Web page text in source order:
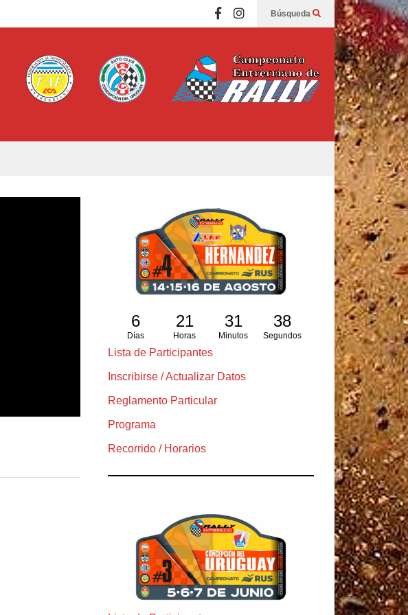
Búsqueda
6
Días
21
Horas
31
Minutos
37
Segundos
Lista de Participantes
Inscribirse / Actualizar Datos
Reglamento Particular
Programa
Recorrido / Horarios